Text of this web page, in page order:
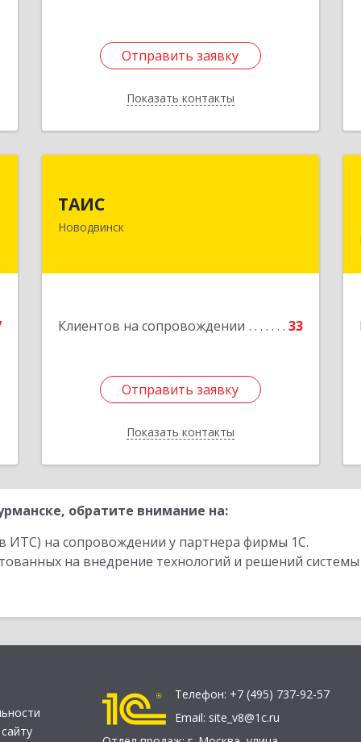
Отправить заявку
Показать контакты
Отправить заявку
Назад
ТАИС
Новодвинск
Клиентов на сопровождении 33
Отправить заявку
Показать контакты
Новодвинск г, Димитрова ул, дом №
Отправить заявку
Назад
обратите внимание на:
ИТС) на сопровождении у партнера фирмы 1С.
на внедрение технологий и решений
Телефон: +7 (495) 737-92-57
Email: site_v8@1c.ru